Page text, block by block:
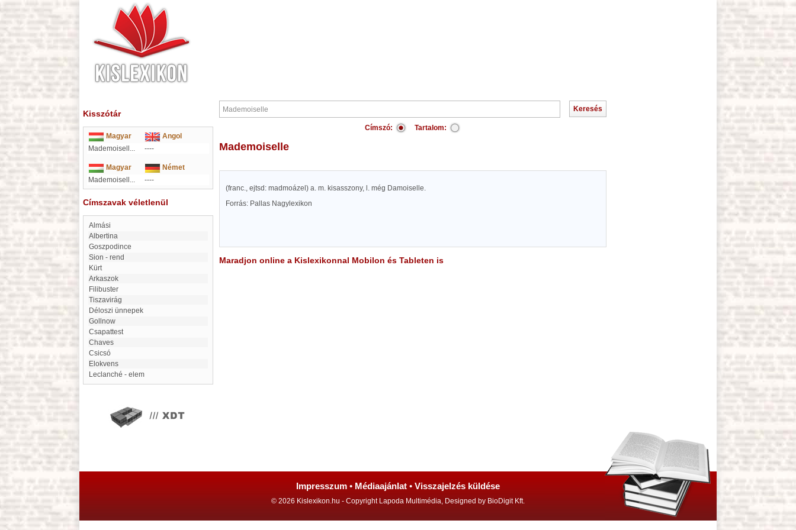
Kisszótár
Magyar
Angol
Mademoisell...
----
Magyar
Német
Mademoisell...
----
Címszavak véletlenül
Almási
Albertina
Goszpodince
Sion - rend
kürt
Arkaszok
filibuster
Tiszavirág
Déloszi ünnepek
Gollnow
Csapattest
Chaves
Csicsó
elokvens
Leclanché - elem
Címszó: Tartalom:
Mademoiselle
(franc., ejtsd: madmoázel) a. m. kisasszony, l. még Damoiselle.
Forrás: Pallas Nagylexikon
Maradjon online a Kislexikonnal Mobilon és Tableten is
Impresszum • Médiaajánlat • Visszajelzés küldése
© 2026 Kislexikon.hu - Copyright Lapoda Multimédia, Designed by BioDigit Kft.